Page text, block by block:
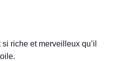
riche et merveilleux qu’il